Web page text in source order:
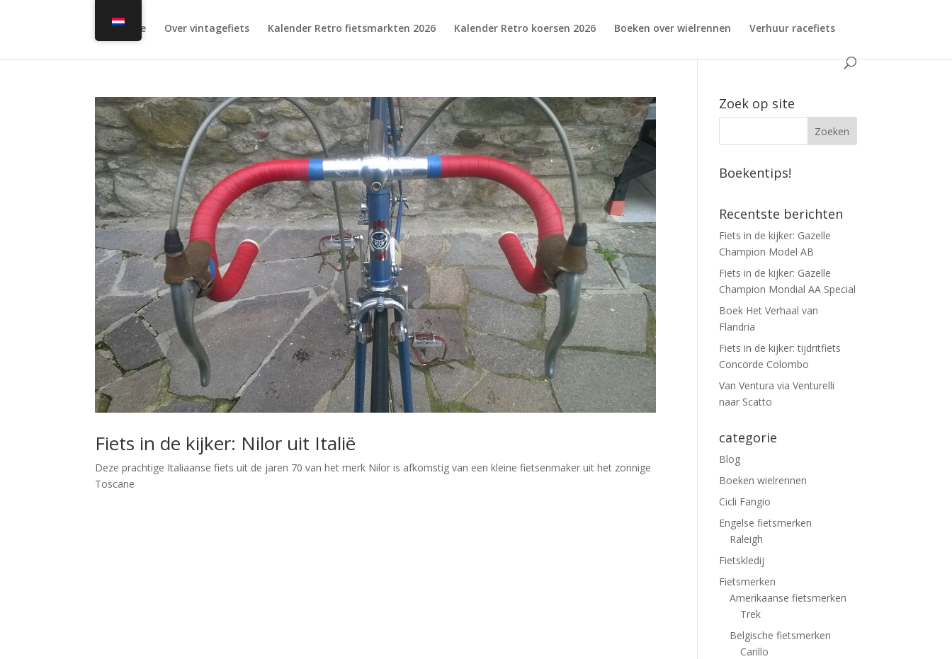
Home Over vintagefiets Kalender Retro fietsmarkten 2026 Kalender Retro koersen 2026 Boeken over wielrennen Verhuur racefiets
Fiets in de kijker: Nilor uit Italië
Deze prachtige Italiaanse fiets uit de jaren 70 van het merk Nilor is afkomstig van een kleine fietsenmaker uit het zonnige
Toscane
Zoek op site
Boekentips!
Recentste berichten
Fiets in de kijker: Gazelle
Champion Model AB
Fiets in de kijker: Gazelle
Champion Mondial AA Special
Boek Het Verhaal van
Flandria
Fiets in de kijker: tijdritfiets
Concorde Colombo
Van Ventura via Venturelli
naar Scatto
categorie
Blog
Boeken wielrennen
Cicli Fangio
Engelse fietsmerken
Raleigh
Fietskledij
Fietsmerken
Amerikaanse fietsmerken
Trek
Belgische fietsmerken
Carillo